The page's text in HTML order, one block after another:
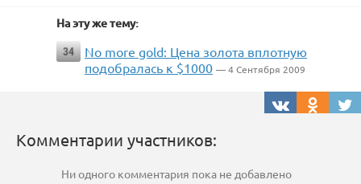
На эту же тему:
34
No more gold: Цена золота вплотную
подобралась к $1000 — 4 Сентября 2009
Комментарии участников:
Ни одного комментария пока не добавлено